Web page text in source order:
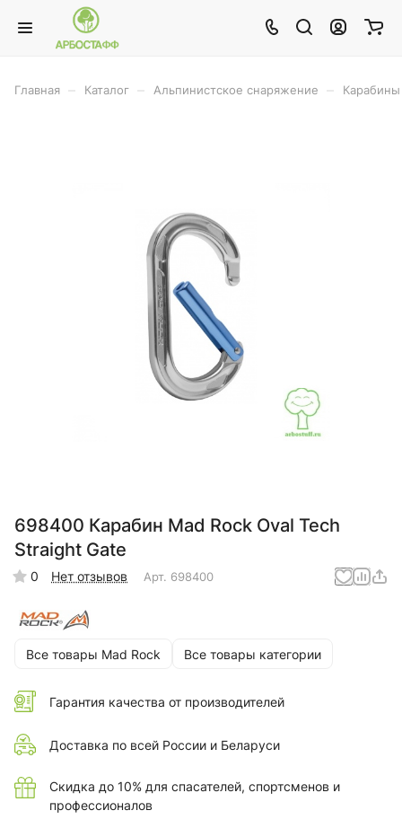
Главная Каталог Альпинистское снаряжение
698400 Карабин Mad Rock Oval Tech
Straight Gate
0 Нет отзывов Арт. 698400
Все товары Mad Rock Все товары категории
Гарантия качества от производителей
Доставка по всей России и Беларуси
Скидка до 10% для спасателей, спортсменов и
профессионалов